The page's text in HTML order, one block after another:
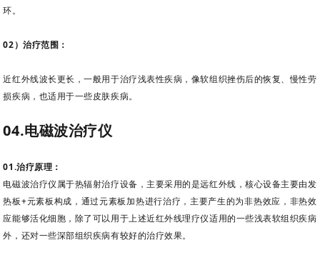
环。
02）治疗范围：
近红外线波长更长，一般用于治疗浅表性疾病，像软组织挫伤后的恢复、慢性劳
损疾病，也适用于一些皮肤疾病。
04.电磁波治疗仪
01.治疗原理：
电磁波治疗仪属于热辐射治疗设备，主要采用的是远红外线，核心设备主要由发
热板+元素板构成， 通过元素板加热进行治疗， 主要产生的为非热效应，非热效
应能够活化细胞，除了可以用于上述近红外线理疗仪适用的一些浅表软组织疾病
外，还对一些深部组织疾病有较好的治疗效果。